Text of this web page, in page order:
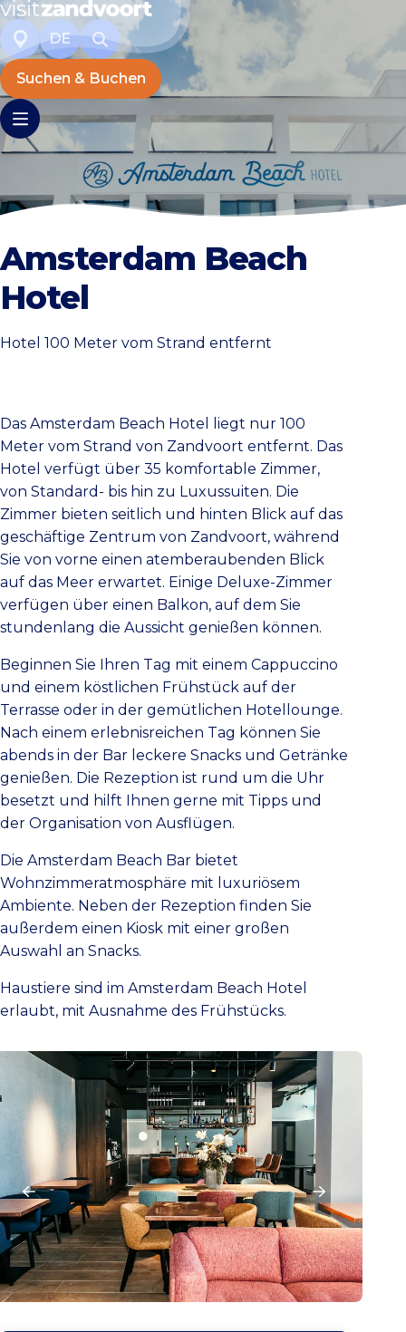
DE
Suchen & Buchen
Amsterdam Beach
Hotel
Hotel 100 Meter vom Strand entfernt
Das Amsterdam Beach Hotel liegt nur 100
Meter vom Strand von Zandvoort entfernt. Das
Hotel verfügt über 35 komfortable Zimmer,
von Standard- bis hin zu Luxussuiten. Die
Zimmer bieten seitlich und hinten Blick auf das
geschäftige Zentrum von Zandvoort, während
Sie von vorne einen atemberaubenden Blick
auf das Meer erwartet. Einige Deluxe-Zimmer
verfügen über einen Balkon, auf dem Sie
stundenlang die Aussicht genießen können.
Beginnen Sie Ihren Tag mit einem Cappuccino
und einem köstlichen Frühstück auf der
Terrasse oder in der gemütlichen Hotellounge.
Nach einem erlebnisreichen Tag können Sie
abends in der Bar leckere Snacks und Getränke
genießen. Die Rezeption ist rund um die Uhr
besetzt und hilft Ihnen gerne mit Tipps und
der Organisation von Ausflügen.
Die Amsterdam Beach Bar bietet
Wohnzimmeratmosphäre mit luxuriösem
Ambiente. Neben der Rezeption finden Sie
außerdem einen Kiosk mit einer großen
Auswahl an Snacks.
Haustiere sind im Amsterdam Beach Hotel
erlaubt, mit Ausnahme des Frühstücks.